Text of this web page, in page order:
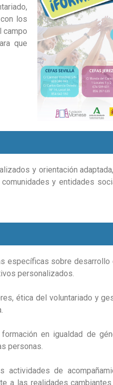
los
campo
que
y orientación
y entidades
específicas sobre desarrollo
personalizados.
ética del voluntariado y
en igualdad de
personas.
de
a las realidades